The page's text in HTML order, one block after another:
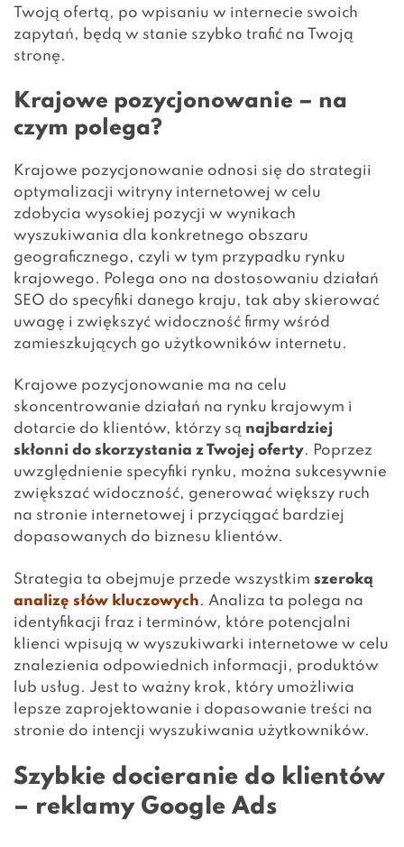
Twoją ofertą, po wpisaniu w internecie swoich
zapytań, będą w stanie szybko trafić na Twoją
stronę.
Krajowe pozycjonowanie – na
czym polega?
Krajowe pozycjonowanie odnosi się do strategii
optymalizacji witryny internetowej w celu
zdobycia wysokiej pozycji w wynikach
wyszukiwania dla konkretnego obszaru
geograficznego, czyli w tym przypadku rynku
krajowego. Polega ono na dostosowaniu działań
SEO do specyfiki danego kraju, tak aby skierować
uwagę i zwiększyć widoczność firmy wśród
zamieszkujących go użytkowników internetu.
Krajowe pozycjonowanie ma na celu
skoncentrowanie działań na rynku krajowym i
dotarcie do klientów, którzy są najbardziej
skłonni do skorzystania z Twojej oferty. Poprzez
uwzględnienie specyfiki rynku, można sukcesywnie
zwiększać widoczność, generować większy ruch
na stronie internetowej i przyciągać bardziej
dopasowanych do biznesu klientów.
Strategia ta obejmuje przede wszystkim szeroką
analizę słów kluczowych. Analiza ta polega na
identyfikacji fraz i terminów, które potencjalni
klienci wpisują w wyszukiwarki internetowe w celu
znalezienia odpowiednich informacji, produktów
lub usług. Jest to ważny krok, który umożliwia
lepsze zaprojektowanie i dopasowanie treści na
stronie do intencji wyszukiwania użytkowników.
Szybkie docieranie do klientów
– reklamy Google Ads